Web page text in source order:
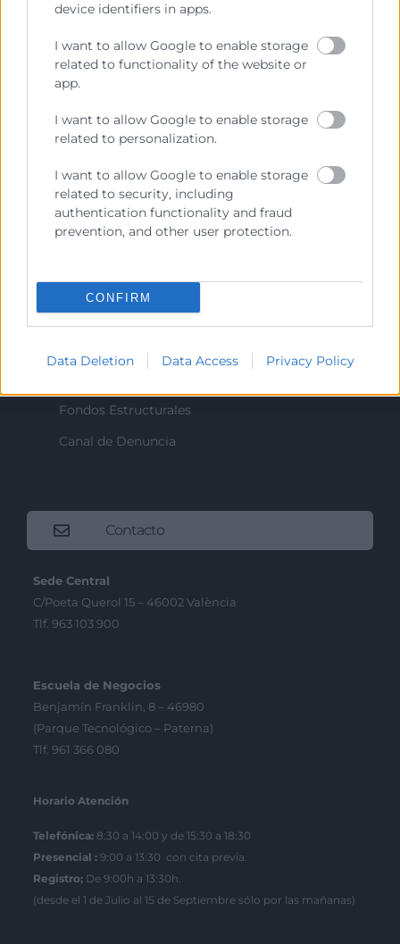
device identifiers in apps.
I want to allow Google to enable storage
related to functionality of the website or
app.
I want to allow Google to enable storage
related to personalization.
I want to allow Google to enable storage
related to security, including
authentication functionality and fraud
prevention, and other user protection.
CONFIRM
Data Deletion Data Access Privacy Policy
Ejercitar las competencias de carácter público
previstas en la Ley, o que puedan encomendar y
delegar las Administraciones Públicas.
Contacto
Recursos
Perfil del contratante
Transparencia
Fondos Estructurales
Canal de Denuncia
Contacto
Sede Central
C/Poeta Querol 15 – 46002 València
Tlf. 963 103 900
Escuela de Negocios
Benjamín Franklin, 8 – 46980
(Parque Tecnológico – Paterna)
Tlf. 961 366 080
Horario Atención
Telefónica: 8:30 a 14:00 y de 15:30 a 18:30
Presencial : 9:00 a 13:30 con cita previa.
Registro; De 9:00h a 13:30h.
(desde el 1 de Julio al 15 de Septiembre sólo por las mañanas)